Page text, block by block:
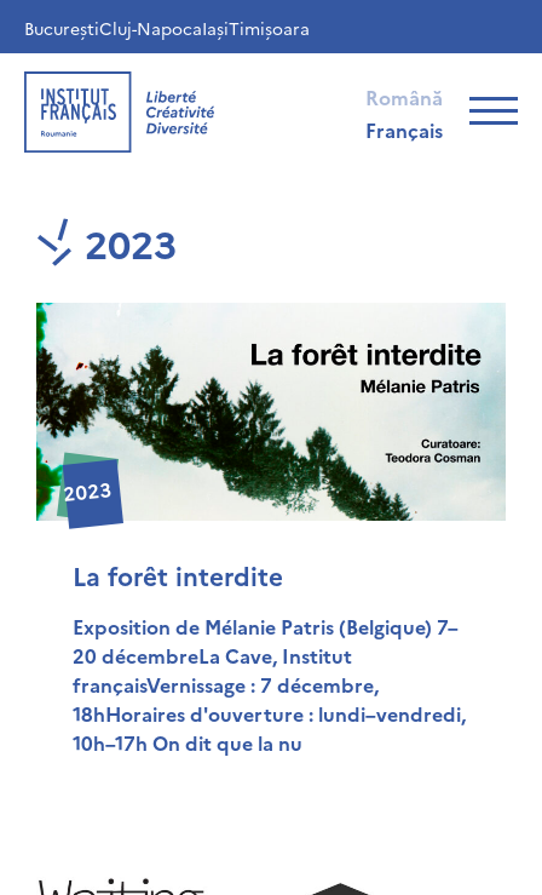
BucureștiCluj-NapocaIașiTimișoara
Română
Français
2023
2023
La forêt interdite
Exposition de Mélanie Patris (Belgique) 7–
20 décembreLa Cave, Institut
françaisVernissage : 7 décembre,
18hHoraires d'ouverture : lundi–vendredi,
10h–17h On dit que la nu